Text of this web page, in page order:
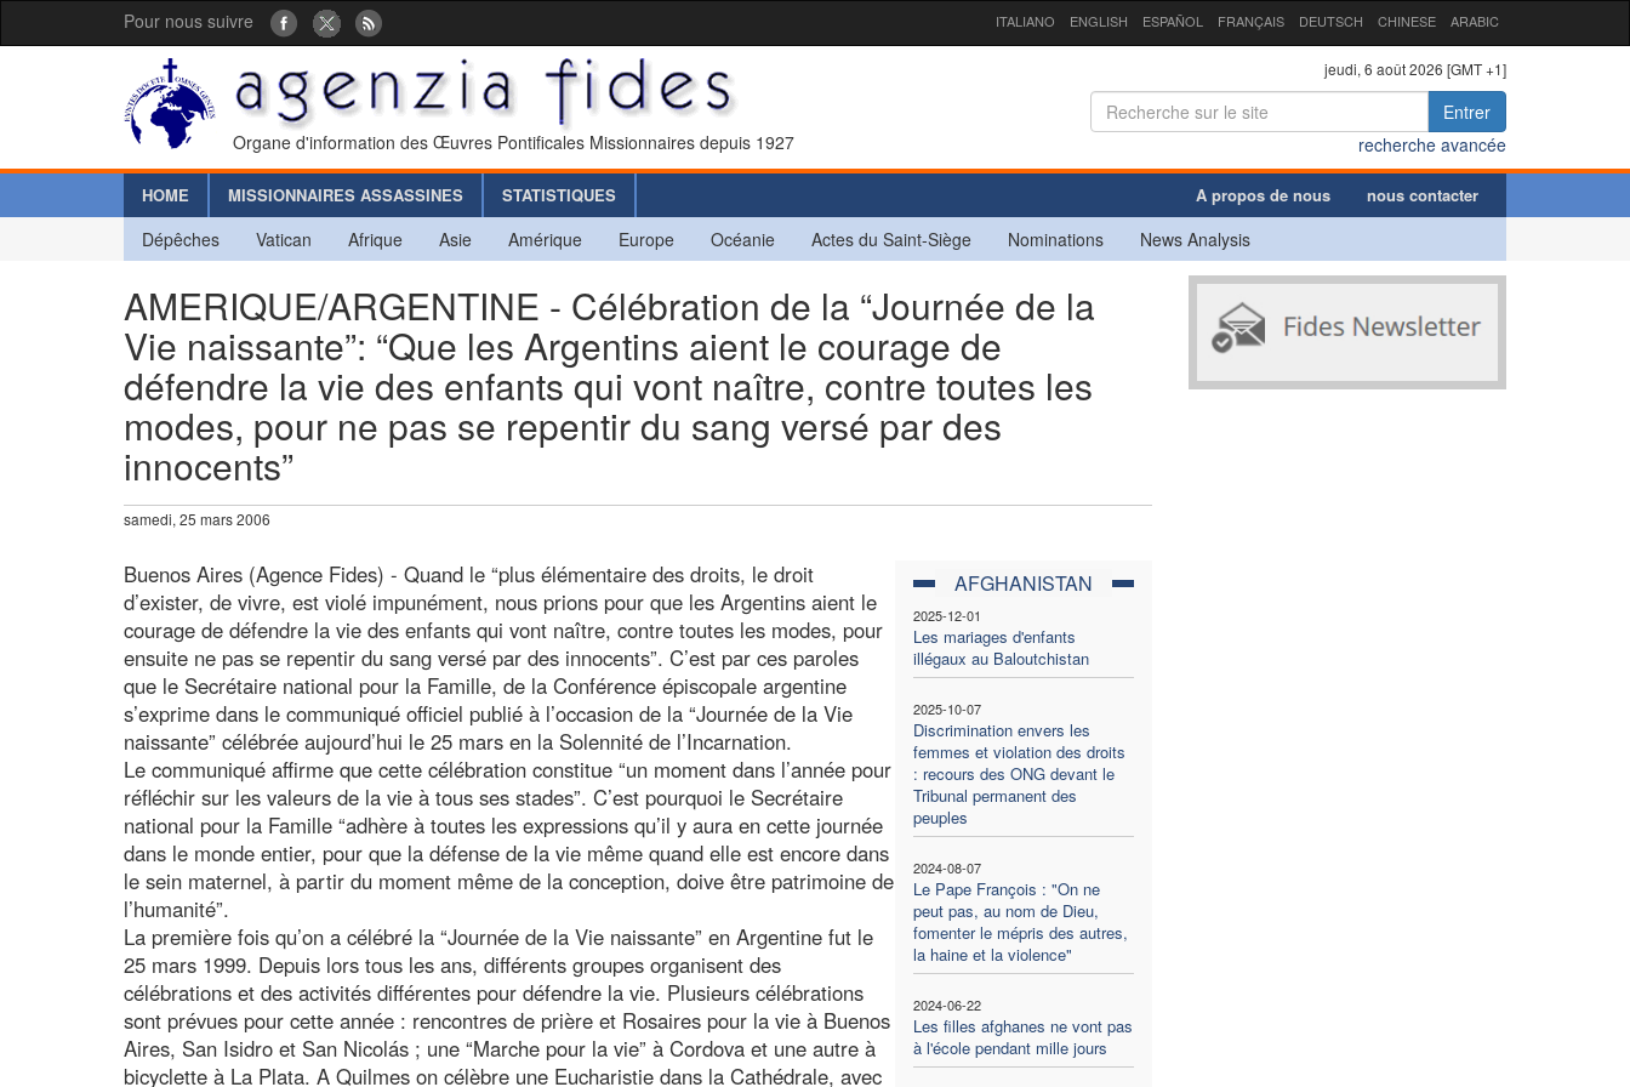
Pour nous suivre ITALIANO ENGLISH ESPAÑOL FRANÇAIS DEUTSCH CHINESE ARABIC
Organe d'information des Œuvres Pontificales Missionnaires depuis 1927
jeudi, 6 août 2026 [GMT +1]
Entrer
recherche avancée
HOME MISSIONNAIRES ASSASSINES STATISTIQUES A propos de nous nous contacter
Dépêches Vatican Afrique Asie Amérique Europe Océanie Actes du Saint-Siège Nominations News Analysis
AMERIQUE/ARGENTINE - Célébration de la “Journée de la
Vie naissante”: “Que les Argentins aient le courage de
défendre la vie des enfants qui vont naître, contre toutes les
modes, pour ne pas se repentir du sang versé par des
innocents”
samedi, 25 mars 2006
AFGHANISTAN
2025-12-01
Les mariages d'enfants
illégaux au Baloutchistan
2025-10-07
Discrimination envers les
femmes et violation des droits
: recours des ONG devant le
Tribunal permanent des
peuples
2024-08-07
Le Pape François : "On ne
peut pas, au nom de Dieu,
fomenter le mépris des autres,
la haine et la violence"
2024-06-22
Les filles afghanes ne vont pas
à l'école pendant mille jours
Buenos Aires (Agence Fides) - Quand le “plus élémentaire des droits, le droit
d’exister, de vivre, est violé impunément, nous prions pour que les Argentins aient le
courage de défendre la vie des enfants qui vont naître, contre toutes les modes, pour
ensuite ne pas se repentir du sang versé par des innocents”. C’est par ces paroles
que le Secrétaire national pour la Famille, de la Conférence épiscopale argentine
s’exprime dans le communiqué officiel publié à l’occasion de la “Journée de la Vie
naissante” célébrée aujourd’hui le 25 mars en la Solennité de l’Incarnation.
Le communiqué affirme que cette célébration constitue “un moment dans l’année pour
réfléchir sur les valeurs de la vie à tous ses stades”. C’est pourquoi le Secrétaire
national pour la Famille “adhère à toutes les expressions qu’il y aura en cette journée
dans le monde entier, pour que la défense de la vie même quand elle est encore dans
le sein maternel, à partir du moment même de la conception, doive être patrimoine de
l’humanité”.
La première fois qu’on a célébré la “Journée de la Vie naissante” en Argentine fut le
25 mars 1999. Depuis lors tous les ans, différents groupes organisent des
célébrations et des activités différentes pour défendre la vie. Plusieurs célébrations
sont prévues pour cette année : rencontres de prière et Rosaires pour la vie à Buenos
Aires, San Isidro et San Nicolás ; une “Marche pour la vie” à Cordova et une autre à
bicyclette à La Plata. A Quilmes on célèbre une Eucharistie dans la Cathédrale, avec